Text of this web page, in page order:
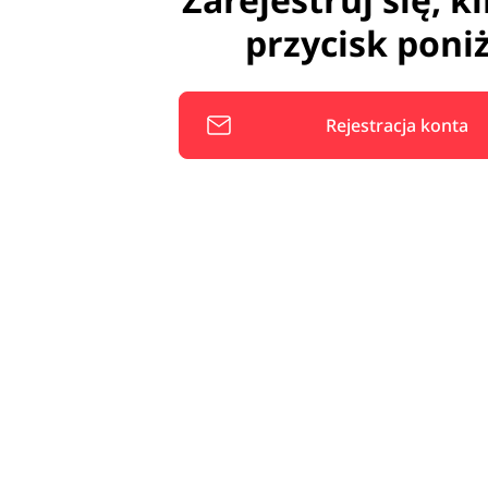
przycisk
Rejestracja konta